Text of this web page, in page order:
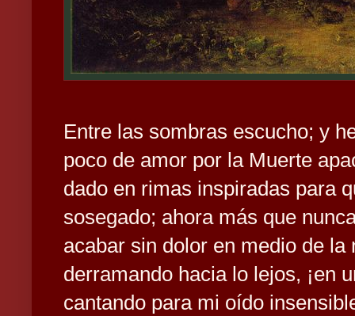
Entre las sombras escucho; y
poco de amor por la Muerte
dado en rimas inspiradas para
sosegado; ahora más que
acabar sin dolor en medio de
derramando hacia lo lejos, ¡en
cantando para mi oído